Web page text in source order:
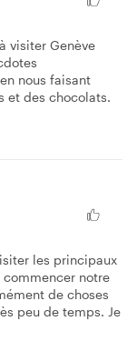
visiter Genève
nous faisant
et des chocolats.
les principaux
commencer notre
de choses
peu de temps. Je